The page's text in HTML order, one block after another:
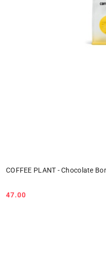
COFFEE PLANT - Chocolate
Cena:
47.00